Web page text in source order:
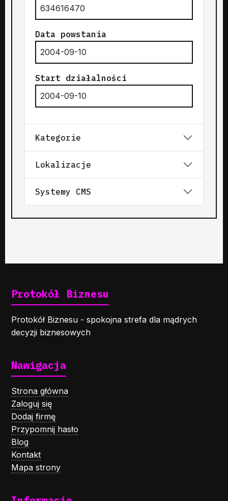
634616470
Data powstania
2004-09-10
Start działalności
2004-09-10
Kategorie
Lokalizacje
Systemy CMS
Protokół Biznesu
Protokół Biznesu - spokojna strefa dla mądrych
decyzji biznesowych
Nawigacja
Strona główna
Zaloguj się
Dodaj firmę
Przypomnij hasło
Blog
Kontakt
Mapa strony